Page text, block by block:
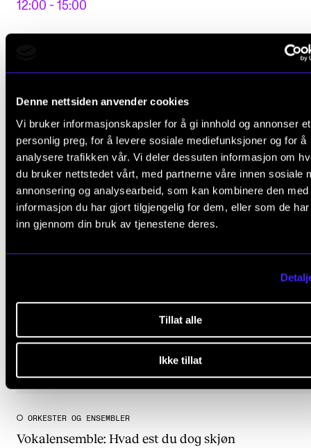
Denne nettsiden anvender cookies
Vi bruker informasjonskapsler for å gi innhold og annonser et
personlig preg, for å levere sosiale mediefunksjoner og for å
analysere trafikken vår. Vi deler dessuten informasjon om
du bruker nettstedet vårt, med partnerne våre innen sosiale
annonsering og analysearbeid, som kan kombinere den med
informasjon du har gjort tilgjengelig for dem, eller som de
inn gjennom din bruk av tjenestene deres.
Tillat alle
Ikke tillat
12:00 - 15:00
ORKESTER OG ENSEMBLER
Vokalensemble: Hvad est du dog skjøn